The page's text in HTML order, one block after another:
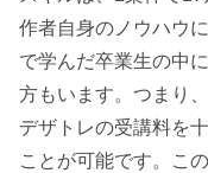
作者自身のノウハウ
で学んだ卒業生の中
方もいます。つまり
デザトレの受講料を
ことが可能です。こ